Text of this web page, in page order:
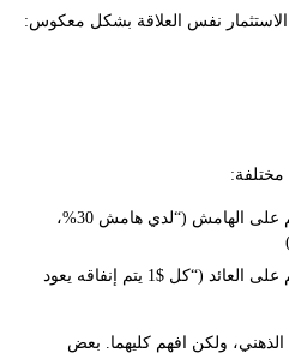
بديهية للتفكير القائم على الهامش (“لدي هامش 30%،
بديهية للتفكير القائم على العائد (“كل $1 يتم إنفاقه يعود
ولكن افهم كليهما. بعض